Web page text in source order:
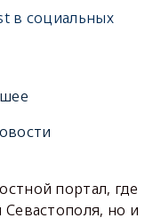
в социальных
портал, где
но и